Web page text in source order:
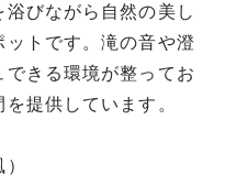
びながら自然の美し
トです。滝の音や澄
きる環境が整ってお
提供しています。